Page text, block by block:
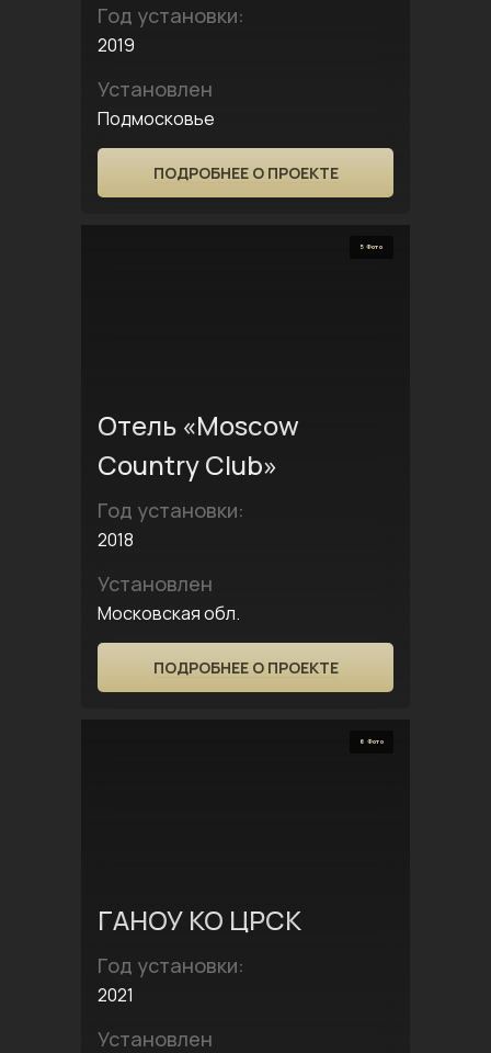
Год установки:
2019
Установлен
Подмосковье
ПОДРОБНЕЕ О ПРОЕКТЕ
5 Фото
Отель «Moscow
Country Club»
Год установки:
2018
Установлен
Московская обл.
ПОДРОБНЕЕ О ПРОЕКТЕ
6 Фото
ГАНОУ КО ЦРСК
Год установки:
2021
Установлен